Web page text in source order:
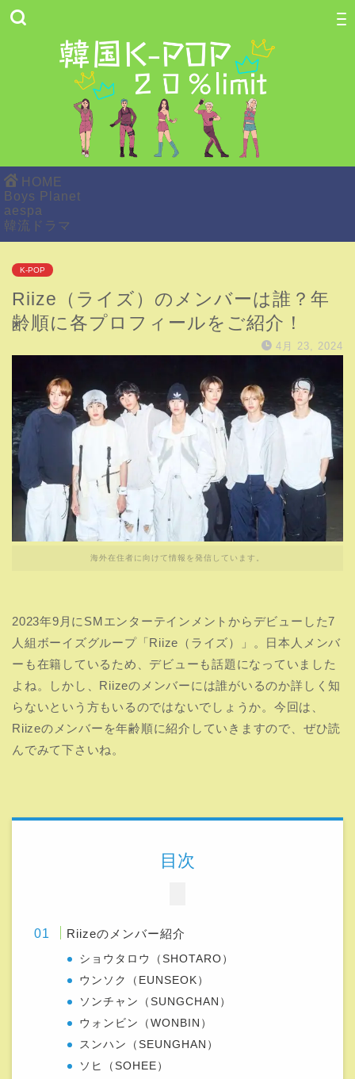
HOME
Boys Planet
aespa
韓流ドラマ
K-POP
Riize（ライズ）のメンバーは誰？年
齢順に各プロフィールをご紹介！
4月 23, 2024
海外在住者に向けて情報を発信しています。
2023年9月にSMエンターテインメントからデビューした7
人組ボーイズグループ「Riize（ライズ）」。日本人メンバ
ーも在籍しているため、デビューも話題になっていました
よね。しかし、Riizeのメンバーには誰がいるのか詳しく知
らないという方もいるのではないでしょうか。今回は、
Riizeのメンバーを年齢順に紹介していきますので、ぜひ読
んでみて下さいね。
目次
Riizeのメンバー紹介
ショウタロウ（SHOTARO）
ウンソク（EUNSEOK）
ソンチャン（SUNGCHAN）
ウォンビン（WONBIN）
スンハン（SEUNGHAN）
ソヒ（SOHEE）